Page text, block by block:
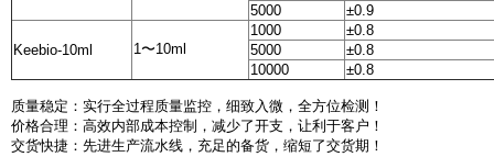
5000
±0.9
Keebio-10ml 1〜10ml
1000
±0.8
5000
±0.8
10000
±0.8
质量稳定：实行全过程质量监控，细致入微，全方位检测！
价格合理：高效内部成本控制，减少了开支，让利于客户！
交货快捷：先进生产流水线，充足的备货，缩短了交货期！